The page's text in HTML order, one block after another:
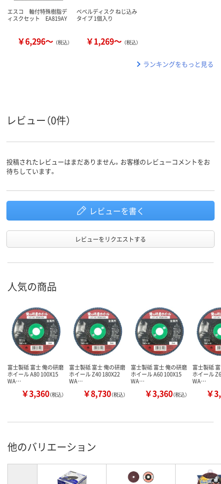
エスコ 軸付特殊樹脂デ
ィスクセット EA819AY
￥6,296～ （税込）
ベベルディスク ねじ込み
タイプ 1個入り
￥1,269～ （税込）
ランキングをもっと見る
レビュー（0件）
投稿されたレビューはまだありません。お客様のレビューコメントをお
待ちしています。
レビューを書く
レビューをリクエストする
人気の商品
富士製砥 富士 俺の研磨
ホイール A80 100X15
WA…
￥3,360（税込）
富士製砥 富士 俺の研磨
ホイール Z40 180X22
WA…
￥8,730（税込）
富士製砥 富士 俺の研磨
ホイール A60 100X15
WA…
￥3,360（税込）
富士製砥
ホイール
WA…
￥
他のバリエーション